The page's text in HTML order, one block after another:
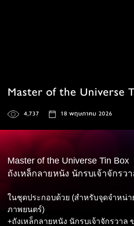
Master of the Universe
4,737 18 พฤษภาคม 2026
Master of the Universe Tin Box
ถังเหล็กลายหนัง นักรบเจ้าจักรวา
ในชุดประกอบด้วย (สำหรับจุดจำหน่
ภาพยนตร์)
+ถังเหล็กลายหนัง นักรบเจ้าจักรวา